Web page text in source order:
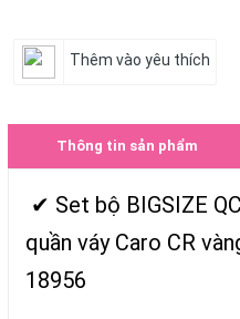
Thêm vào yêu thích
Thông tin sản phẩm
✔ Set bộ BIGSIZE
quần váy Caro CR
18956